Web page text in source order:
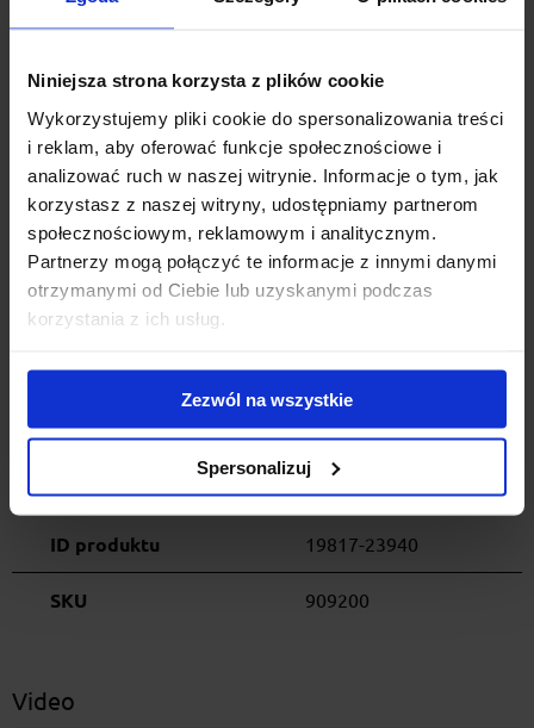
Niniejsza strona korzysta z plików cookie
Wykorzystujemy pliki cookie do spersonalizowania treści
i reklam, aby oferować funkcje społecznościowe i
analizować ruch w naszej witrynie. Informacje o tym, jak
korzystasz z naszej witryny, udostępniamy partnerom
społecznościowym, reklamowym i analitycznym.
Partnerzy mogą połączyć te informacje z innymi danymi
otrzymanymi od Ciebie lub uzyskanymi podczas
korzystania z ich usług.
Zezwól na wszystkie
Spersonalizuj
nie jest używany.
optymalizacji pakowania dzięki zestawowi plecaków Thule
GoPack.
Odporność na trudne warunki pogodowe– Wewnętrzna
warstwa z PVC zwiększa odporność na deszcz, śnieg i
zabrudzenia.
Bezpieczne przechowywanie sprzętu– Zamykane na klucz
klamry chronią przewożone przedmioty.
Łatwy dostęp do wnętrza – Przedni panel częściowo
otwierany, co ułatwia dostęp do przechowywanego sprzętu.
praktycznego, bezpiecznego i łatwego w obsłudze boxa
bagażowego na długie podróże i aktywne wypady.
Specyfikacja
ID produktu 19817-23940
SKU 909200
Video